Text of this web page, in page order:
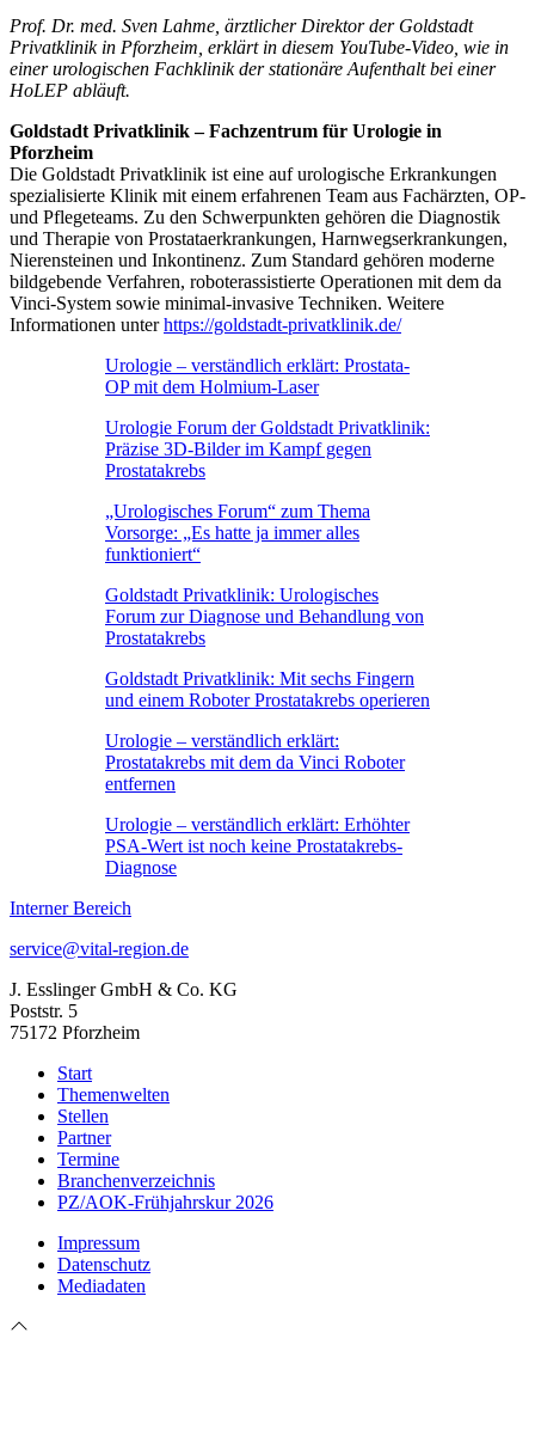
Prof. Dr. med. Sven Lahme, ärztlicher Direktor der Goldstadt
Privatklinik in Pforzheim, erklärt in diesem YouTube-Video, wie in
einer urologischen Fachklinik der stationäre Aufenthalt bei einer
HoLEP abläuft.
Goldstadt Privatklinik – Fachzentrum für Urologie in
Pforzheim
Die Goldstadt Privatklinik ist eine auf urologische Erkrankungen
spezialisierte Klinik mit einem erfahrenen Team aus Fachärzten, OP-
und Pflegeteams. Zu den Schwerpunkten gehören die Diagnostik
und Therapie von Prostataerkrankungen, Harnwegserkrankungen,
Nierensteinen und Inkontinenz. Zum Standard gehören moderne
bildgebende Verfahren, roboterassistierte Operationen mit dem da
Vinci-System sowie minimal-invasive Techniken. Weitere
Informationen unterhttps://goldstadt-privatklinik.de/
Urologie – verständlich erklärt: Prostata-
OP mit dem Holmium-Laser
Urologie Forum der Goldstadt Privatklinik:
Präzise 3D-Bilder im Kampf gegen
Prostatakrebs
„Urologisches Forum“ zum Thema
Vorsorge: „Es hatte ja immer alles
funktioniert“
Goldstadt Privatklinik: Urologisches
Forum zur Diagnose und Behandlung von
Prostatakrebs
Goldstadt Privatklinik: Mit sechs Fingern
und einem Roboter Prostatakrebs operieren
Urologie – verständlich erklärt:
Prostatakrebs mit dem da Vinci Roboter
entfernen
Urologie – verständlich erklärt: Erhöhter
PSA-Wert ist noch keine Prostatakrebs-
Diagnose
Interner Bereich
service@vital-region.de
J. Esslinger GmbH & Co. KG
Poststr. 5
75172 Pforzheim
Start
Themenwelten
Stellen
Partner
Termine
Branchenverzeichnis
PZ/AOK-Frühjahrskur 2026
Impressum
Datenschutz
Mediadaten